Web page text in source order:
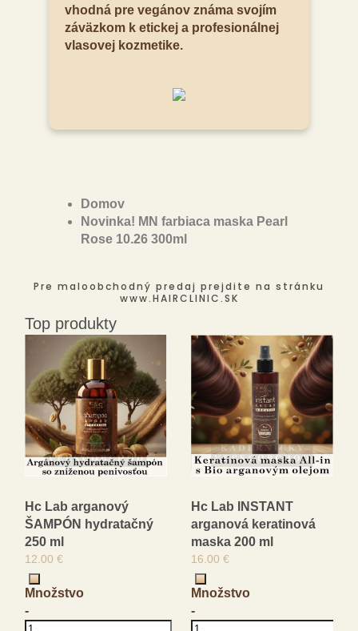
vhodná pre vegánov známa svojím
záväzkom k etickej a profesionálnej
vlasovej kozmetike.
Domov
Novinka! MN farbiaca maska Pearl
Rose 10.26 300ml
Pre maloobchodný predaj prejdite na stránku
www.HAIRCLINIC.SK
Top produkty
Hc Lab arganový
ŠAMPÓN hydratačný
250 ml
12.00 €
Množstvo
-
Hc Lab INSTANT
arganová keratinová
maska 200 ml
16.00 €
Množstvo
-